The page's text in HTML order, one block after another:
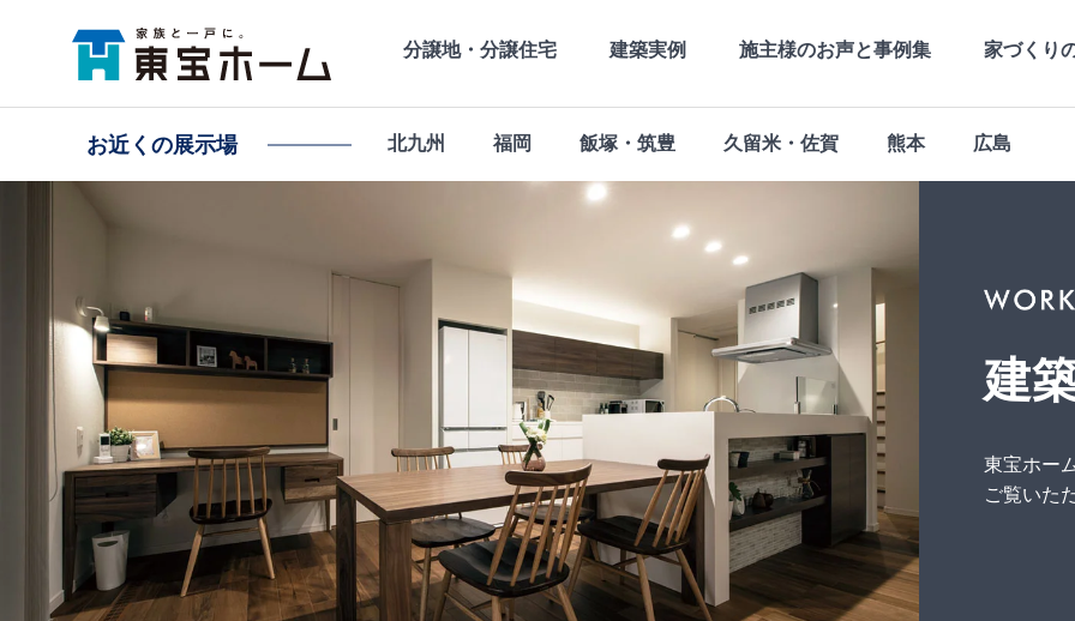
分譲地・分譲住宅 建築実例 施主様のお声と事例集 家づくり
高品質 長期優良
社長メッセージ 社長の月刊Blog
お近くの展示場 北九州 福岡 飯塚・筑豊 久留米・佐賀 熊本 広島
建
東宝ホー
ご覧いた